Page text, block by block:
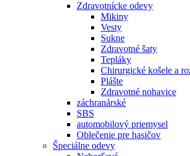
Zdravotnícke odevy
Mikiny
Vesty
Sukne
Zdravotné šaty
Tepláky
Chirurgické košele a
Plášte
Zdravotné nohavice
záchranárské
SBS
automobilový priemysel
Oblečenie pre hasičov
Špeciálne odevy